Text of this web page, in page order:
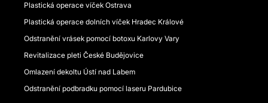
Plastická operace víček Ostrava
Plastická operace dolních víček Hradec Králové
Odstranění vrásek pomocí botoxu Karlovy Vary
Revitalizace pleti České Budějovice
Omlazení dekoltu Ústí nad Labem
Odstranění podbradku pomocí laseru Pardubice